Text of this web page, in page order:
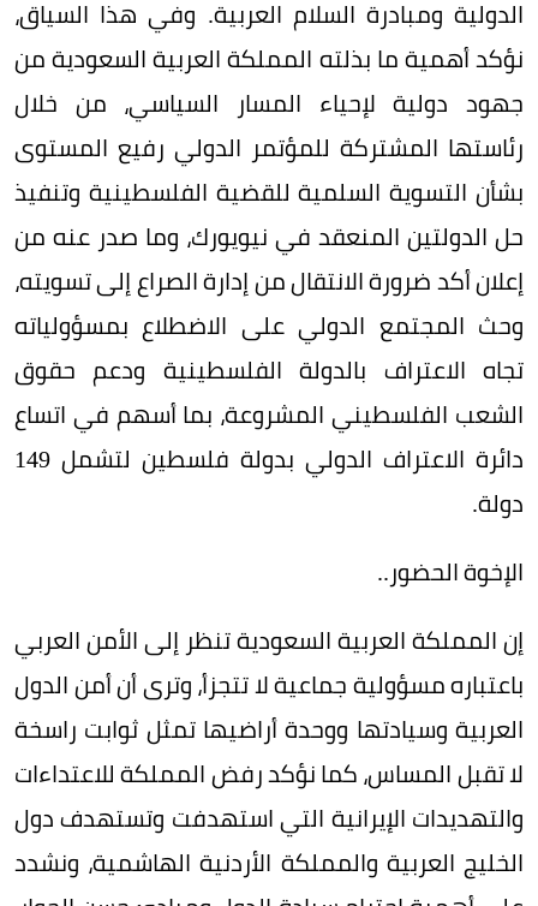
الدولية ومبادرة السلام العربية. وفي هذا السياق،
نؤكد أهمية ما بذلته المملكة العربية السعودية من
جهود دولية لإحياء المسار السياسي، من خلال
رئاستها المشتركة للمؤتمر الدولي رفيع المستوى
بشأن التسوية السلمية للقضية الفلسطينية وتنفيذ
حل الدولتين المنعقد في نيويورك، وما صدر عنه من
إعلان أكد ضرورة الانتقال من إدارة الصراع إلى تسويته،
وحث المجتمع الدولي على الاضطلاع بمسؤولياته
تجاه الاعتراف بالدولة الفلسطينية ودعم حقوق
الشعب الفلسطيني المشروعة، بما أسهم في اتساع
دائرة الاعتراف الدولي بدولة فلسطين لتشمل 149
دولة.
الإخوة الحضور..
إن المملكة العربية السعودية تنظر إلى الأمن العربي
باعتباره مسؤولية جماعية لا تتجزأ، وترى أن أمن الدول
العربية وسيادتها ووحدة أراضيها تمثل ثوابت راسخة
لا تقبل المساس، كما نؤكد رفض المملكة للاعتداءات
والتهديدات الإيرانية التي استهدفت وتستهدف دول
الخليج العربية والمملكة الأردنية الهاشمية، ونشدد